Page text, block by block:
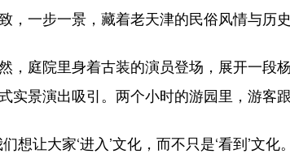
，一步一景，藏着老天津的民俗风情与历史
庭院里身着古装的演员登场，展开一段杨
实景演出吸引。两个小时的游园里，游客
让大家‘进入’文化，而不只是‘看到’文